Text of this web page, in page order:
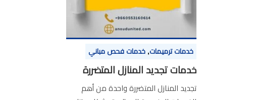
خدمات ترميمات, خدمات فحص مباني
خدمات تجديد المنازل المتضررة
تجديد المنازل المتضررة واحدة من أهم